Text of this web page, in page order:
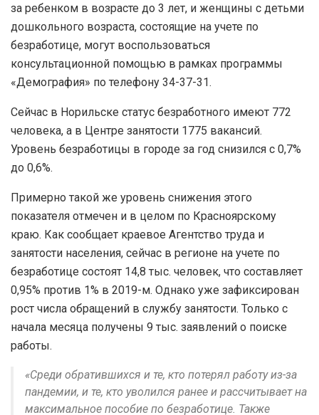
за ребенком в возрасте до 3 лет, и женщины с детьми
дошкольного возраста, состоящие на учете по
безработице, могут воспользоваться
консультационной помощью в рамках программы
«Демография» по телефону 34-37-31.
Сейчас в Норильске статус безработного имеют 772
человека, а в Центре занятости 1775 вакансий.
Уровень безработицы в городе за год снизился с 0,7%
до 0,6%.
Примерно такой же уровень снижения этого
показателя отмечен и в целом по Красноярскому
краю. Как сообщает краевое Агентство труда и
занятости населения, сейчас в регионе на учете по
безработице состоят 14,8 тыс. человек, что составляет
0,95% против 1% в 2019-м. Однако уже зафиксирован
рост числа обращений в службу занятости. Только с
начала месяца получены 9 тыс. заявлений о поиске
работы.
«Среди обратившихся и те, кто потерял работу из-за
пандемии, и те, кто уволился ранее и рассчитывает на
максимальное пособие по безработице. Также